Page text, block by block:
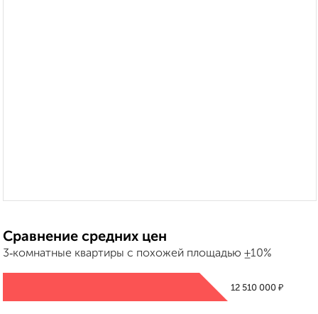
Сравнение средних цен
3‑комнатные квартиры с похожей площадью ±10%
12 510 000₽